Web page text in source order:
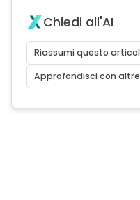
Chiedi all'AI
Riassumi questo
Approfondisci con